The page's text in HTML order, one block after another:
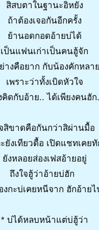
สิสบตาในฐานะอิหยัง
ถ้าต้องเจอกันอีกครั้ง
ย้านอดกอดอ้ายบ่ได้
เป็นแฟนเก่าเป็นคนฮู้จัก
างคือยาก กับน้องคักหลา
เพราะว่าทั้งเบิดหัวใจ
คิดกับอ้าย.. ได้เพียงคนฮัก
สิขาดคือกันกว่าสิผ่านมื้อ
ยังเทียวดื้อ เปิดแชทเคยทั
ยังหลอยส่องเฟสอ้ายอยู่
ถึงใจฮู้ว่าอ้ายบ่ฮัก
งกะบ่เคยหนีจาก ฮักอ้ายไ
* บ่ได้หลบหน้าแต่บ่ฮู้ว่า